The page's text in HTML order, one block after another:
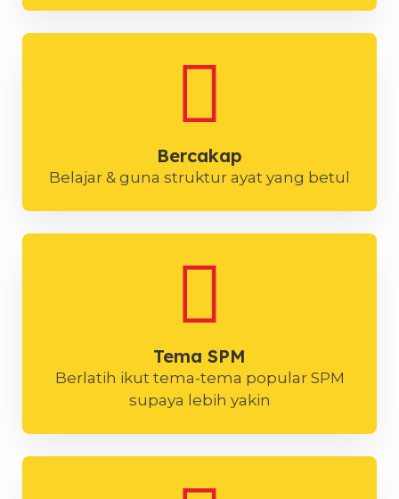
Bercakap
Belajar & guna struktur ayat yang betul
Tema SPM
Berlatih ikut tema-tema popular SPM
supaya lebih yakin